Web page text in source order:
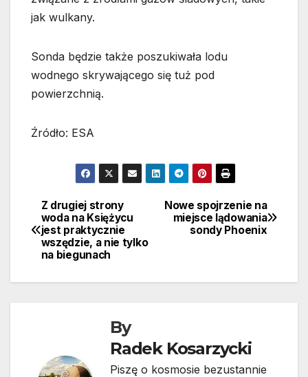
jak wulkany.
Sonda będzie także poszukiwała lodu
wodnego skrywającego się tuż pod
powierzchnią.
Źródło: ESA
Nawigacja
wpisu
Nowe spojrzenie na
miejsce lądowania
sondy Phoenix
Z drugiej strony
woda na Księżycu
jest praktycznie
wszędzie, a nie tylko
na biegunach
By
Radek Kosarzycki
Piszę o kosmosie bezustannie